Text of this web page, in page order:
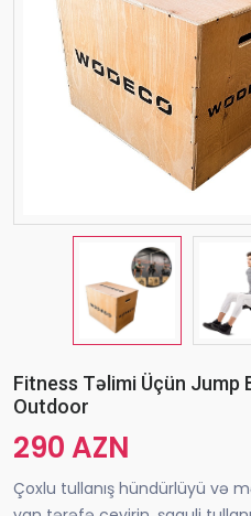
Fitness Təlimi Üçün Jump
Outdoor
290 AZN
Çoxlu tullanış hündürlüyü və